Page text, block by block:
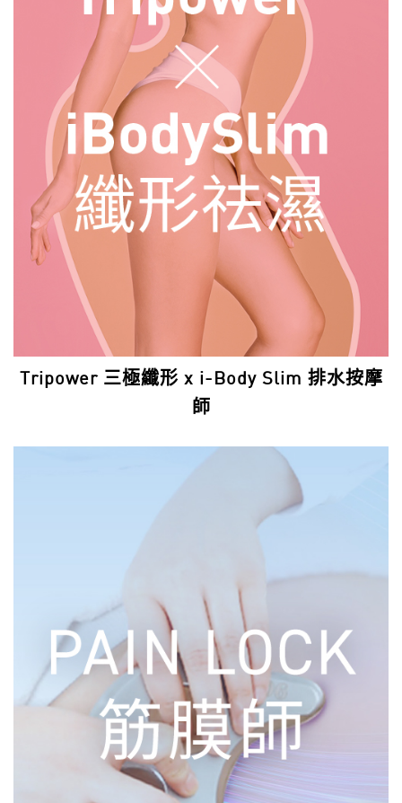
Tripower 三極纖形 x i-Body Slim 排水按摩
師